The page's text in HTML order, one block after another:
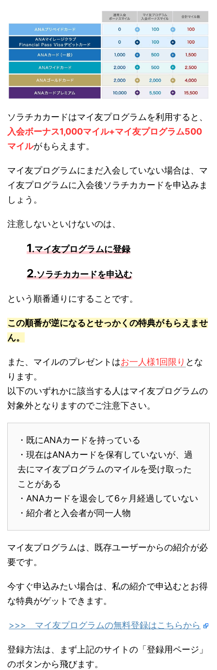
ソラチカカードはマイ友プログラムを利用すると、
入会ボーナス1,000マイル+マイ友プログラム500
マイルがもらえます。
マイ友プログラムにまだ入会していない場合は、マ
イ友プログラムに入会後ソラチカカードを申込みま
しょう。
注意しないといけないのは、
1.マイ友プログラムに登録
2.ソラチカカードを申込む
という順番通りにすることです。
この順番が逆になるとせっかくの特典がもらえませ
ん。
また、マイルのプレゼントはお一人様1回限り とな
ります。
以下のいずれかに該当する人はマイ友プログラムの
対象外となりますのでご注意下さい。
・既にANAカードを持っている
・現在はANAカードを保有していないが、過
去にマイ友プログラムのマイルを受け取った
ことがある
・ANAカードを退会して6ヶ月経過していない
・紹介者と入会者が同一人物
マイ友プログラムは、既存ユーザーからの紹介が必
要です。
今すぐ申込みたい場合は、私の紹介で申込むとお得
な特典がゲットできます。
>>> マイ友プログラムの無料登録はこちらから
登録方法は、まず上記のサイトの「登録用ページ」
のボタンから飛びます。